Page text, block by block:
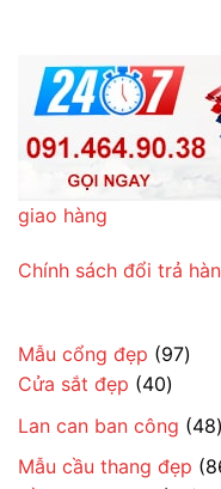
giao hàng
Chính sách đổi trả
Mẫu cổng đẹp 9797
phẩm
Cửa sắt đẹp 4040
sản
phẩm
Lan can ban công 48
Mẫu cầu thang đẹp